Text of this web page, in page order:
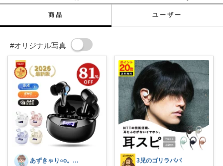
商品 ユーザー
#オリジナル写真
あずきゃり○o。.🐟🐠 3児のゴリラパパ